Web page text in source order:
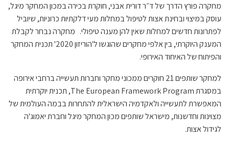
מחקרה פורץ הדרך של ד״ר דורית אבני, חוקרת בכירה במכון המחקר מיגל,
עוסק במיצוי ובחינת אצות לטיפול במחלות מעי דלקתיות כרוניות, שיוביל
לפתרונות חדשים למחלות שאין להן מענה טיפולי. מחקרה נבחר לקבלת
המענק היוקרתי, בין אלפי מחקרים שהוגשו ל'הוריזון 2020' תכנית המחקר
והפיתוח של האיחוד האירופי.
למחקר שותפים 21 חוקרים ממכוני מחקר וחברות תעשייה ברחבי אירופה
במסגרת The European Framework Program, תכנית יוקרתית
המאפשרת לתעשייה ולאקדמיה הישראלית להתחרות בבמה העולמית של
מצוינות וחדשנות, מישראל שותפים מכון המחקר מיגל וחברת יאמוג'ה
לגידול אצות.